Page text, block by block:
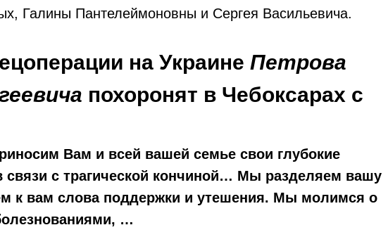
Галины Пантелеймоновны и Сергея Васильевича.
на Украине Петрова
похоронят в Чебоксарах с
Вам и всей вашей семье свои глубокие
связи с трагической кончиной… Мы разделяем вашу
к вам слова поддержки и утешения. Мы молимся о
…